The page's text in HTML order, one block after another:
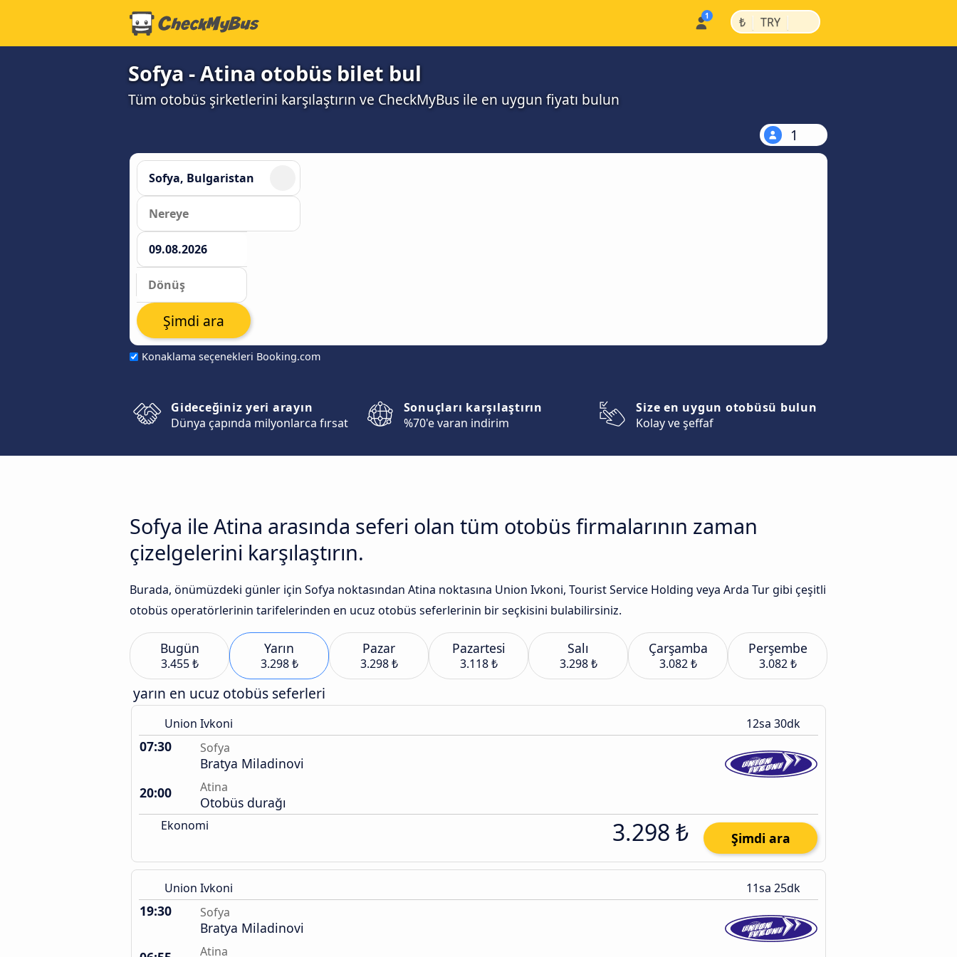
₺ | TRY |
Sofya - Atina otobüs bilet bul
Tüm otobüs şirketlerini karşılaştırın ve CheckMyBus ile en uygun fiyatı bulun
1
Konaklama seçenekleri Booking.com
Şimdi ara
Gideceğiniz yeri arayın
Dünya çapında milyonlarca fırsat
Sonuçları karşılaştırın
%70'e varan indirim
Size en uygun otobüsü bulun
Kolay ve şeffaf
Sofya ile Atina arasında seferi olan tüm otobüs firmalarının zaman
çizelgelerini karşılaştırın.
Burada, önümüzdeki günler için Sofya noktasından Atina noktasına Union Ivkoni, Tourist Service Holding veya Arda Tur gibi çeşitli
otobüs operatörlerinin tarifelerinden en ucuz otobüs seferlerinin bir seçkisini bulabilirsiniz.
Bugün
3.455 ₺
Yarın
3.298 ₺
Pazar
3.298 ₺
Pazartesi
3.118 ₺
Salı
3.298 ₺
Çarşamba
3.082 ₺
Perşembe
3.082 ₺
yarın en ucuz otobüs seferleri
Union Ivkoni 12sa 30dk
07:30 Sofya
Bratya Miladinovi
20:00
Atina
Otobüs durağı
Ekonomi 3.298 ₺ Şimdi ara
Union Ivkoni 11sa 25dk
19:30 Sofya
Bratya Miladinovi
Atina